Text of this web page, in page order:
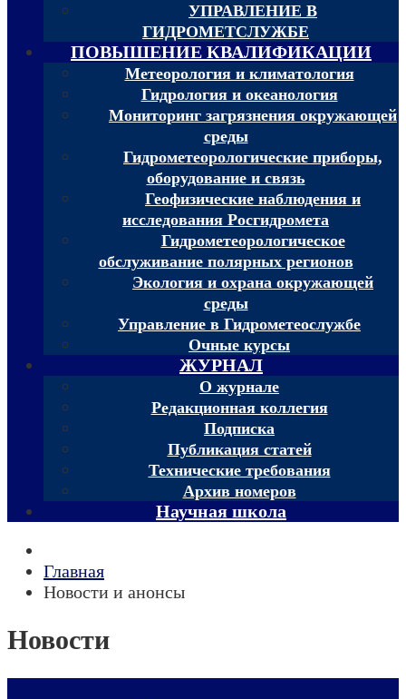
УПРАВЛЕНИЕ В
ГИДРОМЕТСЛУЖБЕ
ПОВЫШЕНИЕ КВАЛИФИКАЦИИ
Метеорология и климатология
Гидрология и океанология
Мониторинг загрязнения окружающей
среды
Гидрометеорологические приборы,
оборудование и связь
Геофизические наблюдения и
исследования Росгидромета
Гидрометеорологическое
обслуживание полярных регионов
Экология и охрана окружающей
среды
Управление в Гидрометеослужбе
Очные курсы
ЖУРНАЛ
О журнале
Редакционная коллегия
Подписка
Публикация статей
Технические требования
Архив номеров
Научная школа
Главная
Новости и анонсы
Новости